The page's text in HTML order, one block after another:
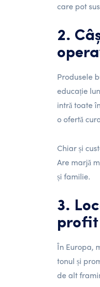
care pot
2.
Produsele
educație
intră toate
o ofertă
Chiar și
Are marjă
și familie.
3.
profit
În Europa,
tonul și
de alt